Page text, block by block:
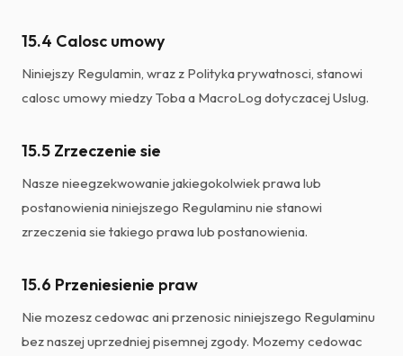
15.4 Calosc umowy
Niniejszy Regulamin, wraz z Polityka prywatnosci, stanowi
calosc umowy miedzy Toba a MacroLog dotyczacej Uslug.
15.5 Zrzeczenie sie
Nasze nieegzekwowanie jakiegokolwiek prawa lub
postanowienia niniejszego Regulaminu nie stanowi
zrzeczenia sie takiego prawa lub postanowienia.
15.6 Przeniesienie praw
Nie mozesz cedowac ani przenosic niniejszego Regulaminu
bez naszej uprzedniej pisemnej zgody. Mozemy cedowac